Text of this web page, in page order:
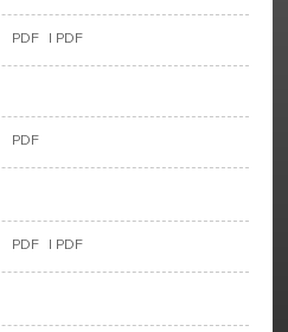
PDF | PDF
PDF
PDF | PDF